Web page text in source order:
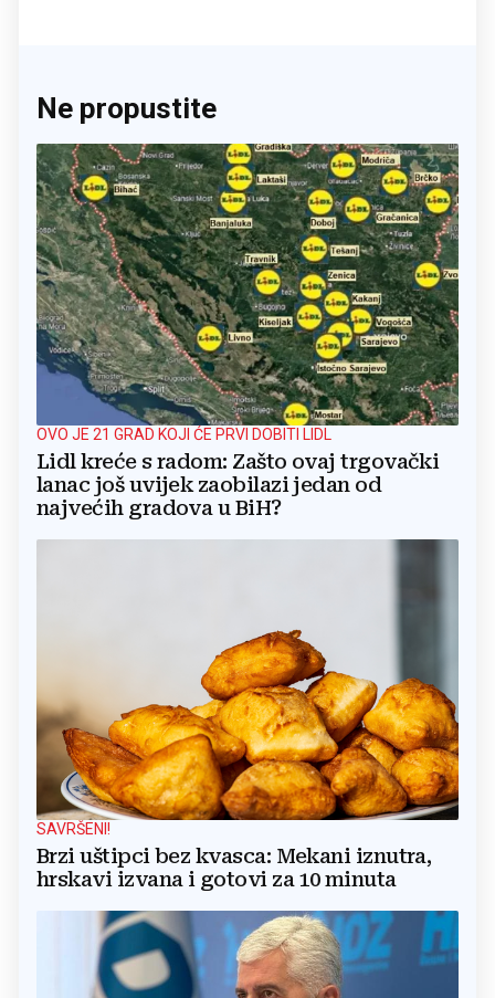
Ne propustite
OVO JE 21 GRAD KOJI ĆE PRVI DOBITI LIDL
Lidl kreće s radom: Zašto ovaj trgovački
lanac još uvijek zaobilazi jedan od
najvećih gradova u BiH?
SAVRŠENI!
Brzi uštipci bez kvasca: Mekani iznutra,
hrskavi izvana i gotovi za 10 minuta